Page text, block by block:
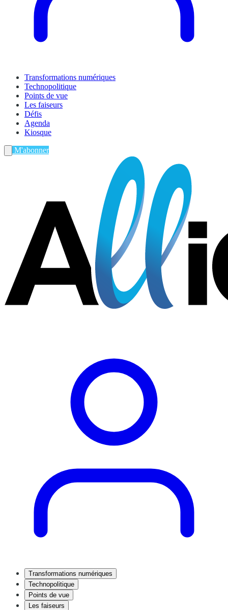
Transformations numériques
Technopolitique
Points de vue
Les faiseurs
Défis
Agenda
Kiosque
M'abonner
Transformations numériques
Technopolitique
Points de vue
Les faiseurs